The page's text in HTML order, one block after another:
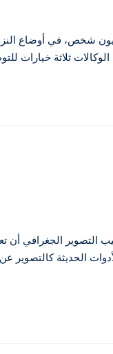
التصوير الجغرافي أن
الحديثة كالتصوير